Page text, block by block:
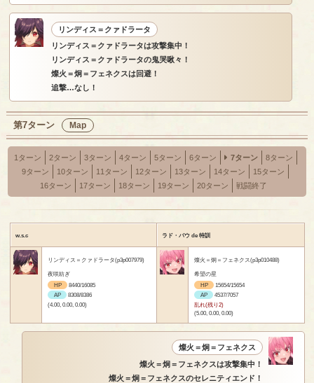
リンディス＝クァドラータ
リンディス＝クァドラータは攻撃集中！
リンディス＝クァドラータの鬼哭啾々！
燦火＝炯＝フェネクスは回避！
追撃…なし！
第7ターン Map
1ターン 2ターン 3ターン 4ターン 5ターン 6ターン 7ターン
8ターン
9ターン
10ターン 11ターン 12ターン 13ターン 14ターン
15ターン
16ターン
17ターン 18ターン 19ターン 20ターン 戦闘終了
w.s.c ラド・バウ de 特訓
リンディス＝クァドラータ(p3p007979)
夜咲紡ぎ
HP
8440/16085
AP
8308/8386
(4.00, 0.00, 0.00)
燦火＝炯＝フェネクス(p3p010488)
希望の星
HP
15654/15654
AP
4537/7057
乱れ(残り2)
(5.00, 0.00, 0.00)
燦火＝炯＝フェネクス
燦火＝炯＝フェネクスは攻撃集中！
燦火＝炯＝フェネクスのセレニティエンド！